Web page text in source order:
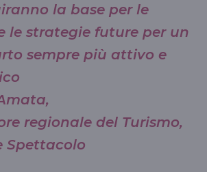
la base per le
le strategie future per un
sempre più attivo e
regionale del Turismo,
Spettacolo